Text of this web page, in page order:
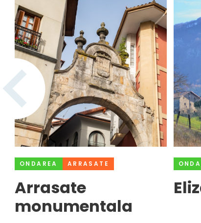
ONDAREA ARRASATE
Arrasate
monumentala